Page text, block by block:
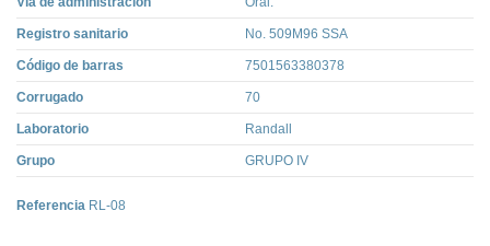
Registro sanitario No. 509M96 SSA
Código de barras 7501563380378
Corrugado 70
Laboratorio Randall
Grupo GRUPO IV
Referencia RL-08